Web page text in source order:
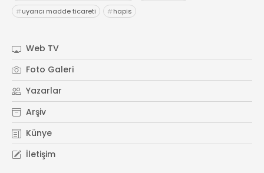
#uyarıcı madde ticareti #hapis
Web TV
Foto Galeri
Yazarlar
Arşiv
Künye
İletişim